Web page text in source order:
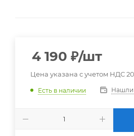
4 190 ₽/шт
Цена указана с учетом НДС
Есть в наличии Нашли